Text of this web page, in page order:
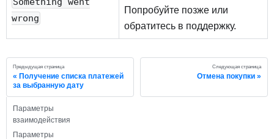
wrong
Попробуйте позже или
обратитесь в поддержку.
Предыдущая страница
Получение списка платежей
за выбранную дату
Следующая страница
Отмена покупки
Параметры
взаимодействия
Параметры